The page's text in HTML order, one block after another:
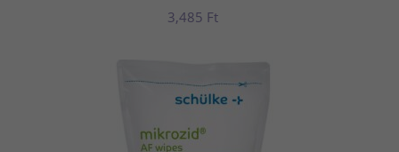
3,485 Ft